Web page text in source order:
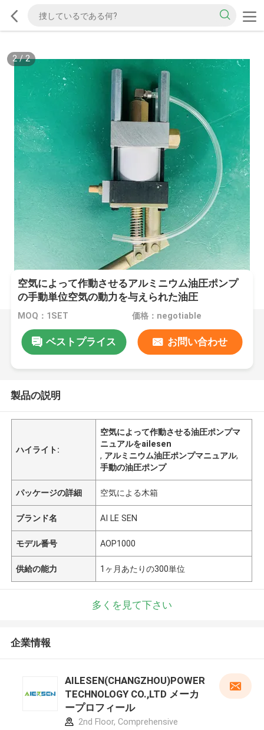
2/2
空気によって作動させるアルミニウム油圧ポンプ
の手動単位空気の動力を与えられた油圧
MOQ：1SET 価格：negotiable
ベストプライス お問い合わせ
製品の説明
ハイライト:
空気によって作動させる油圧ポンプマ
ニュアルをailesen
, アルミニウム油圧ポンプマニュアル,
手動の油圧ポンプ
パッケージの詳細 空気による木箱
ブランド名 AI LE SEN
モデル番号 AOP1000
供給の能力 1ヶ月あたりの300単位
多くを見て下さい
企業情報
AILESEN(CHANGZHOU)POWER
TECHNOLOGY CO.,LTD メーカ
ープロフィール
2nd Floor, Comprehensive